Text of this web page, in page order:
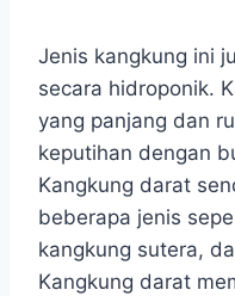
Jenis kangkung ini
secara hidroponik.
yang panjang dan
keputihan dengan
Kangkung darat
beberapa jenis
kangkung sutera,
Kangkung darat